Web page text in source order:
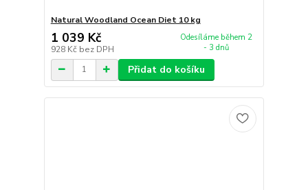
Natural Woodland Ocean Diet 10 kg
1 039 Kč
928 Kč bez DPH
Odesíláme během 2
- 3 dnů
Přidat do košíku